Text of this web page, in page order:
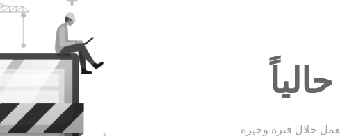
خلال فترة وجيزة